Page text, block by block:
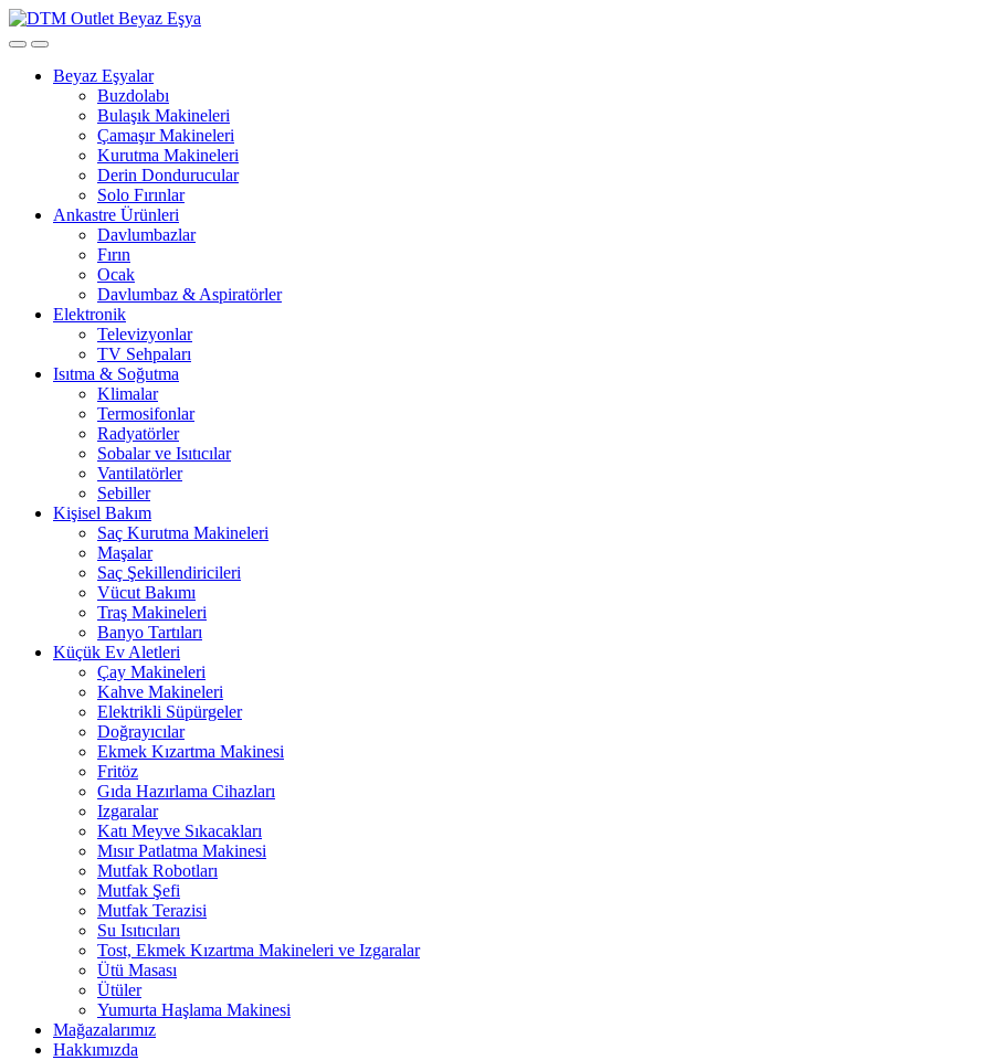
OpenClose
Beyaz Eşyalar
Buzdolabı
Bulaşık Makineleri
Çamaşır Makineleri
Kurutma Makineleri
Derin Dondurucular
Solo Fırınlar
Ankastre Ürünleri
Davlumbazlar
Fırın
Ocak
Davlumbaz & Aspiratörler
Elektronik
Televizyonlar
TV Sehpaları
Isıtma & Soğutma
Klimalar
Termosifonlar
Radyatörler
Sobalar ve Isıtıcılar
Vantilatörler
Sebiller
Kişisel Bakım
Saç Kurutma Makineleri
Maşalar
Saç Şekillendiricileri
Vücut Bakımı
Traş Makineleri
Banyo Tartıları
Küçük Ev Aletleri
Çay Makineleri
Kahve Makineleri
Elektrikli Süpürgeler
Doğrayıcılar
Ekmek Kızartma Makinesi
Fritöz
Gıda Hazırlama Cihazları
Izgaralar
Katı Meyve Sıkacakları
Mısır Patlatma Makinesi
Mutfak Robotları
Mutfak Şefi
Mutfak Terazisi
Su Isıtıcıları
Tost, Ekmek Kızartma Makineleri ve Izgaralar
Ütü Masası
Ütüler
Yumurta Haşlama Makinesi
Mağazalarımız
Hakkımızda